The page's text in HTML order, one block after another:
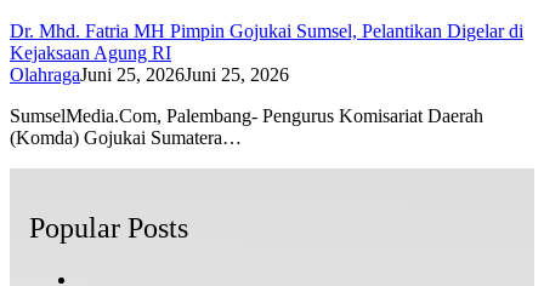
Dr. Mhd. Fatria MH Pimpin Gojukai Sumsel, Pelantikan Digelar di
Kejaksaan Agung RI
OlahragaJuni 25, 2026Juni 25, 2026
SumselMedia.Com, Palembang- Pengurus Komisariat Daerah
(Komda) Gojukai Sumatera…
Popular Posts